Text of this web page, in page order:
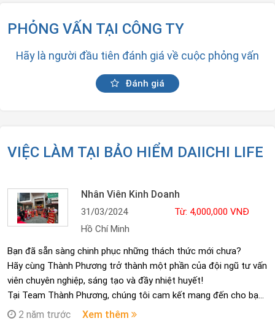
PHỎNG VẤN TẠI CÔNG TY
Hãy là người đầu tiên đánh giá về cuộc phỏng vấn
Đánh giá
VIỆC LÀM TẠI BẢO HIỂM DAIICHI LIFE
Nhân Viên Kinh Doanh
31/03/2024
Từ: 4,000,000 VNĐ
Hồ Chí Minh
Bạn đã sẵn sàng chinh phục những thách thức mới chưa?
Hãy cùng Thành Phương trở thành một phần của đội ngũ tư vấn
viên chuyên nghiệp, sáng tạo và đầy nhiệt huyết!
Tại Team Thành Phương, chúng tôi cam kết mang đến cho bạn:
Môi trường làm việc năng động, sáng tạo và chuyên nghiệp.
2 năm trước Xem thêm